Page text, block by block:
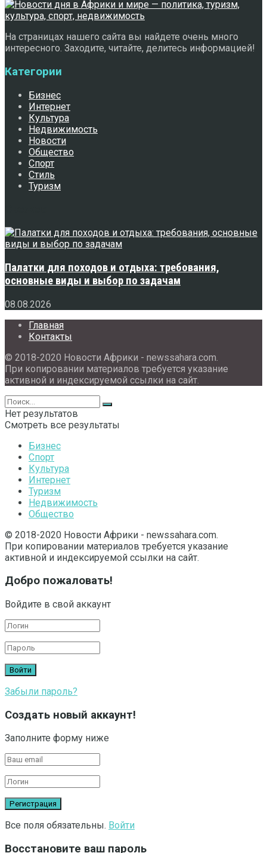
На страницах нашего сайта вы найдете очень много
интересного. Заходите, читайте, делитесь информацией!
Категории
Бизнес
Интернет
Культура
Недвижимость
Новости
Общество
Спорт
Стиль
Туризм
Палатки для походов и отдыха: требования,
основные виды и выбор по задачам
08.08.2026
Главная
Контакты
© 2018-2020 Новости Африки - newssahara.com.
При копировании материалов требуется указание
активной и индексируемой ссылки на сайт.
Нет результатов
Смотреть все результаты
Бизнес
Спорт
Культура
Интернет
Туризм
Недвижимость
Общество
© 2018-2020 Новости Африки - newssahara.com.
При копировании материалов требуется указание
активной и индексируемой ссылки на сайт.
Добро пожаловать!
Войдите в свой аккаунт
Забыли пароль?
Создать новый аккаунт!
Заполните форму ниже
Все поля обязательны. Войти
Восстановите ваш пароль